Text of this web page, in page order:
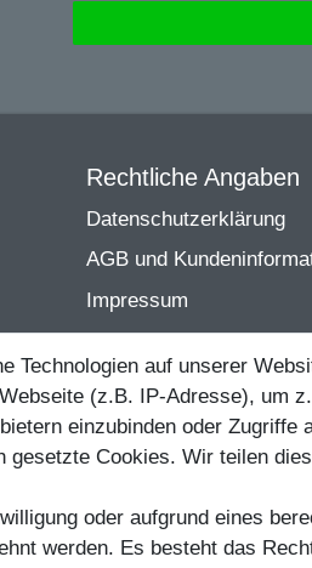
Rechtliche Angaben
Datenschutzerklärung
AGB und
Impressum
Barsch, Hecht, Zander und
Preisen pro Variante
bei
Technologien auf unserer
(z.B. IP-Adresse), um
einzubinden oder
gesetzte Cookies. Wir teilen
oder aufgrund eines
werden. Es besteht das